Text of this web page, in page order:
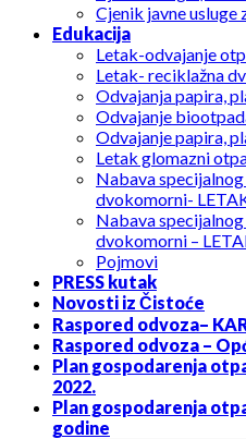
Cjenik javne usluge
Edukacija
Letak-odvajanje
Letak- reciklažna
Odvajanja papira,
Odvajanje
Odvajanje papira,
Letak glomazni
Nabava
dvokomorni-
Nabava
dvokomorni –
Pojmovi
PRESS kutak
Novosti iz Čistoće
Raspored odvoza–
Raspored odvoza –
Plan gospodarenja
2022.
Plan gospodarenja
godine